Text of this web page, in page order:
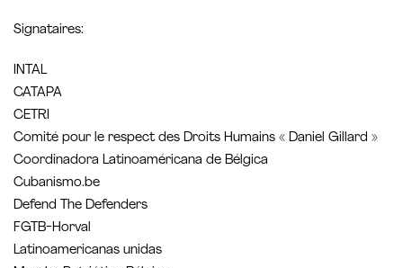
Signataires:
INTAL
CATAPA
CETRI
Comité pour le respect des Droits Humains « Daniel Gillard »
Coordinadora Latinoaméricana de Bélgica
Cubanismo.be
Defend The Defenders
FGTB-Horval
Latinoamericanas unidas